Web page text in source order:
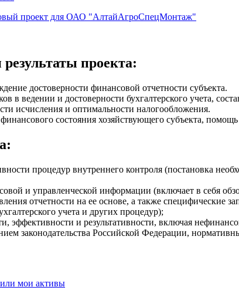
проект для ОАО "АлтайАгроСпецМонтаж"
проекта:
достоверности финансовой отчетности субъекта.
в ведении и достоверности бухгалтерского учета,
исчисления и оптимальности налогообложения.
состояния хозяйствующего субъекта,
процедур внутреннего контроля (постановка
и управленческой информации (включает в себя
отчетности на ее основе, а также специфические
учета и других процедур);
эффективности и результативности, включая
законодательства Российской Федерации,
мои активы